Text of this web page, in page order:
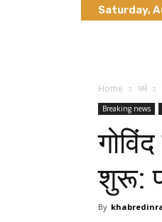
Saturday,
Home धर्म
Breaking news
शुरू:
By